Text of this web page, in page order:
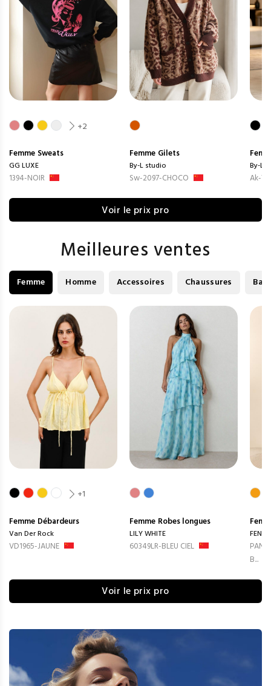
+2
Femme Sweats
GG LUXE
1394-NOIR
Femme Gilets
By-L studio
Sw-2097-CHOCO
By-L
Ak-
Voir le prix pro
Meilleures ventes
Femme Homme Accessoires Chaussures
+1
Femme Débardeurs
Van Der Rock
VD1965-JAUNE
Femme Robes longues
LILY WHITE
60349LR-BLEU CIEL
B...
Voir le prix pro